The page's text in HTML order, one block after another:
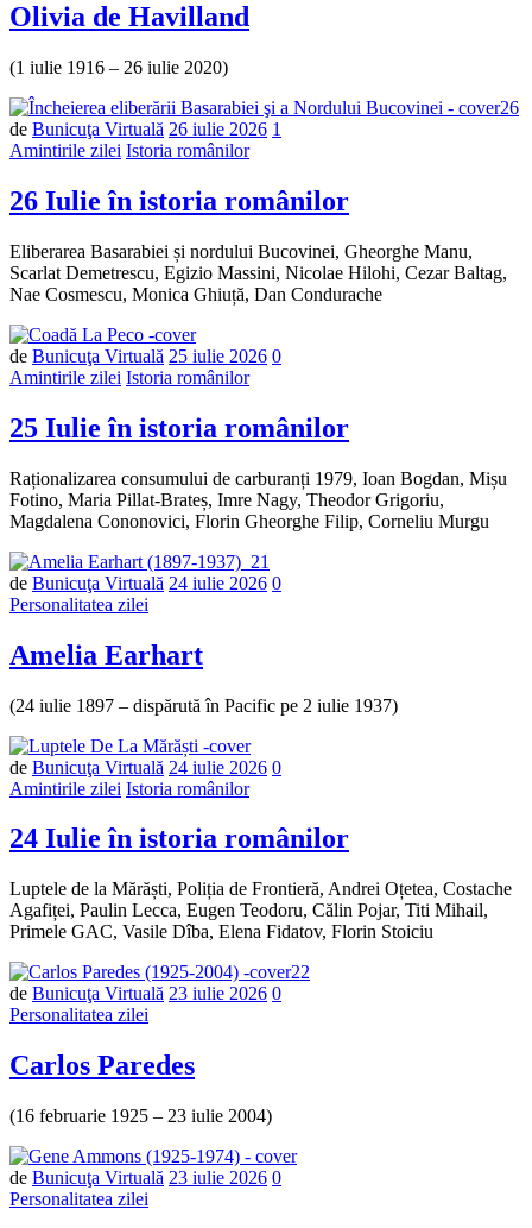
Olivia de Havilland
(1 iulie 1916 – 26 iulie 2020)
de Bunicuţa Virtuală 26 iulie 2026 1
Amintirile zilei Istoria românilor
26 Iulie în istoria românilor
Eliberarea Basarabiei și nordului Bucovinei, Gheorghe Manu,
Scarlat Demetrescu, Egizio Massini, Nicolae Hilohi, Cezar Baltag,
Nae Cosmescu, Monica Ghiuță, Dan Condurache
de Bunicuţa Virtuală 25 iulie 2026 Număr
0
Amintirile zilei Istoria românilor
25 Iulie în istoria românilor
Raționalizarea consumului de carburanți 1979, Ioan Bogdan, Mișu
Fotino, Maria Pillat-Brateș, Imre Nagy, Theodor Grigoriu,
Magdalena Cononovici, Florin Gheorghe Filip, Corneliu Murgu
de Bunicuţa Virtuală 24 iulie 2026 Număr
0
Personalitatea zilei
Amelia Earhart
(24 iulie 1897 – dispărută în Pacific pe 2 iulie 1937)
de Bunicuţa Virtuală 24 iulie 2026 Număr
0
Amintirile zilei Istoria românilor
24 Iulie în istoria românilor
Luptele de la Mărăști, Poliția de Frontieră, Andrei Oțetea, Costache
Agafiței, Paulin Lecca, Eugen Teodoru, Călin Pojar, Titi Mihail,
Primele GAC, Vasile Dîba, Elena Fidatov, Florin Stoiciu
de Bunicuţa Virtuală 23 iulie 2026 Număr
0
Personalitatea zilei
Carlos Paredes
(16 februarie 1925 – 23 iulie 2004)
de Bunicuţa Virtuală 23 iulie 2026 Număr
0
Personalitatea zilei